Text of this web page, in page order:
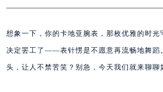
想象一下，你的卡地亚腕表，那枚优雅的时
决定罢工了——表针愣是不愿意再流畅地舞蹈
头，让人不禁苦笑？别急，今天我们就来聊聊